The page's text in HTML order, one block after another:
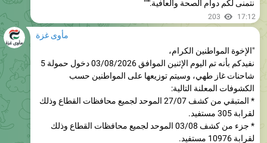
"الإخوة المواطنين الكرام،
نفيدكم بأنه تم اليوم الإثنين الموافق 03/08/2026 دخول حمولة 5
شاحنات غاز طهي، وسيتم توزيعها على المواطنين حسب
الكشوفات المعلنة التالية:
* المتبقي من كشف 27/07 الموحد لجميع محافظات القطاع وذلك
لقرابة 305 مستفيد.
* جزء من كشف 03/08 الموحد لجميع محافظات القطاع وذلك
لقرابة 10976 مستفيد.
ليصبح مجموع المستفيدين لهذا اليوم قرابة 11281 مستفيد.
وتمنياتنا لكم بالصحة والعافية."